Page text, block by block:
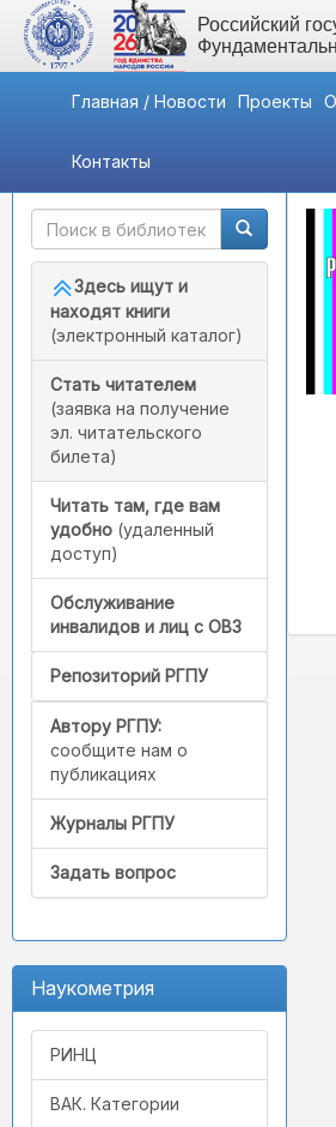
Российский
Главная / Новости Проекты
Контакты
Быстрый доступ
Здесь ищут и
находят книги
(электронный каталог)
Стать читателем
(заявка на получение
эл. читательского
билета)
Читать там, где вам
удобно (удаленный
доступ)
Обслуживание
инвалидов и лиц с ОВЗ
Репозиторий РГПУ
Автору РГПУ:
сообщите нам о
публикациях
Журналы РГПУ
Задать вопрос
Наукометрия
РИНЦ
ВАК. Категории